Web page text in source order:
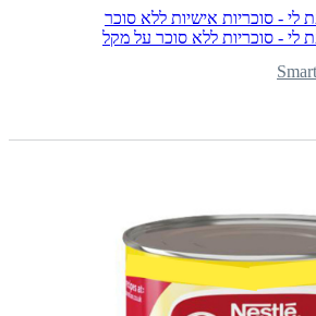
לי - סוכריות אישיות ללא סוכר
לי - סוכריות ללא סוכר על מקל